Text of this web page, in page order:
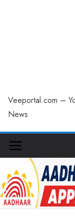
Veeportal.com –
News